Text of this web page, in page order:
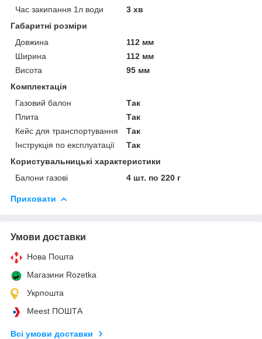
Час закипання 1л води
3 хв
Габаритні розміри
Довжина
112 мм
Ширина
112 мм
Висота
95 мм
Комплектація
Газовий балон
Так
Плита
Так
Кейс для транспортування
Так
Інструкція по експлуатації
Так
Користувальницькі характеристики
Балони газові
4 шт. по 220 г
Приховати
Умови доставки
Нова Пошта
Магазини Rozetka
Укрпошта
Meest ПОШТА
Всі умови доставки